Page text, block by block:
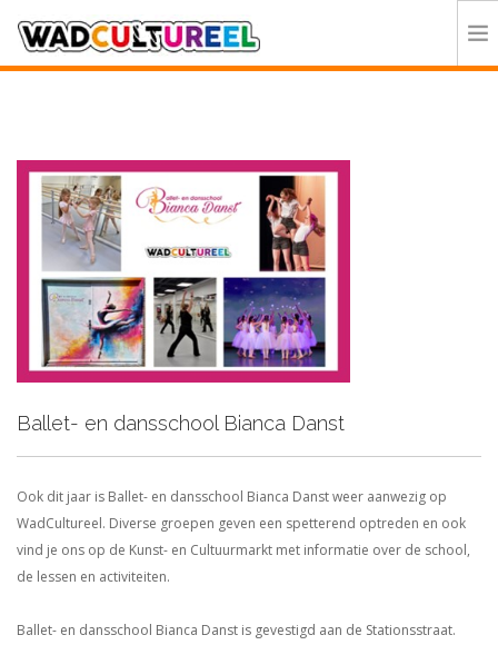
DEELNEMERS
DOE MEE
CONTACT
ORGANISATIE
Ballet- en dansschool Bianca Danst
Ook dit jaar is Ballet- en dansschool Bianca Danst weer aanwezig op
WadCultureel. Diverse groepen geven een spetterend optreden en ook
vind je ons op de Kunst- en Cultuurmarkt met informatie over de school,
de lessen en activiteiten.
Ballet- en dansschool Bianca Danst is gevestigd aan de Stationsstraat.